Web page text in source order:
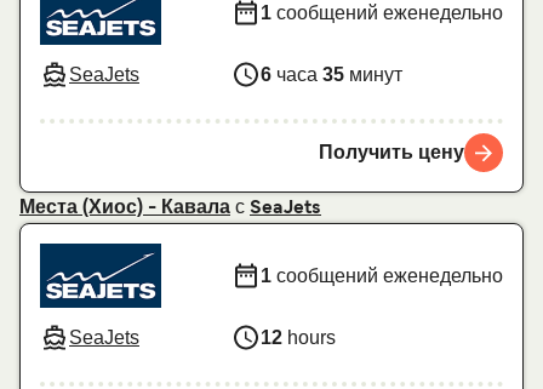
SeaJets
1 сообщений еженедельно
6 часа 35 минут
Получить цену
Места (Хиос) - Кавала с SeaJets
SeaJets
1 сообщений еженедельно
12 hours